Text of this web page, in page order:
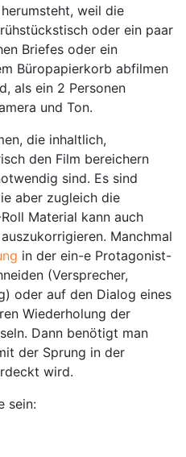
weil die
oder ein paar
Briefes oder ein
Büropapierkorb abfilmen
als ein 2 Personen
und Ton.
die inhaltlich,
den Film bereichern
sind. Es sind
aber zugleich die
Material kann auch
Manchmal
in der ein-e Protagonist-
(Versprecher,
oder auf den Dialog eines
Wiederholung der
Dann benötigt man
der Sprung in der
wird.
sein: